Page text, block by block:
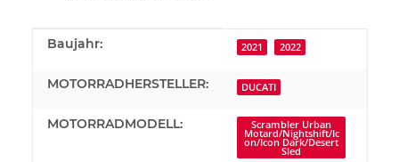
Produkteigenschaft
Wert
Baujahr: 2021 2022
MOTORRADHERSTELLER: DUCATI
MOTORRADMODELL: Scrambler Urban
Motard/Nightshift/Ic
on/Icon Dark/Desert
Sled